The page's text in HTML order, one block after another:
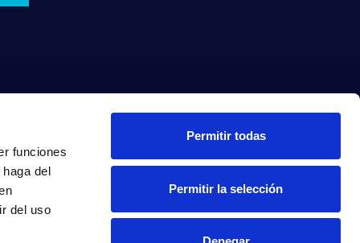
funciones
del
del uso
Permitir todas
Permitir la selección